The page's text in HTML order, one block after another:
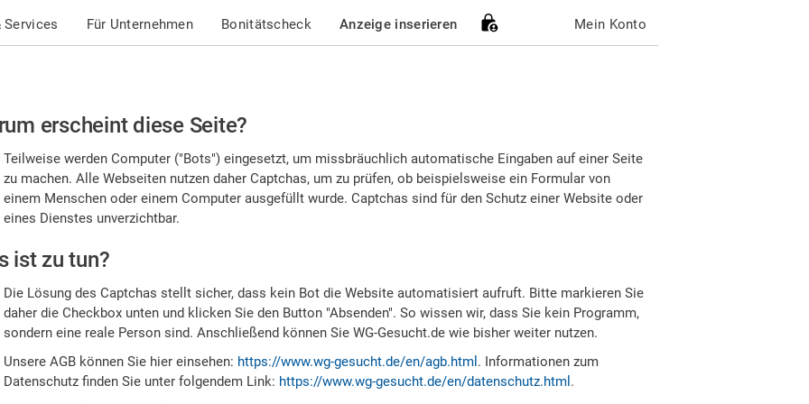
Services Für Unternehmen Bonitätscheck Anzeige inserieren Mein Konto
erscheint diese Seite?
Teilweise werden Computer ("Bots") eingesetzt, um missbräuchlich automatische Eingaben auf einer Seite
zu machen. Alle Webseiten nutzen daher Captchas, um zu prüfen, ob beispielsweise ein Formular von
einem Menschen oder einem Computer ausgefüllt wurde. Captchas sind für den Schutz einer Website oder
eines Dienstes unverzichtbar.
ist zu tun?
Die Lösung des Captchas stellt sicher, dass kein Bot die Website automatisiert aufruft. Bitte markieren Sie
daher die Checkbox unten und klicken Sie den Button "Absenden". So wissen wir, dass Sie kein Programm,
sondern eine reale Person sind. Anschließend können Sie WG-Gesucht.de wie bisher weiter nutzen.
Unsere AGB können Sie hier einsehen: https://www.wg-gesucht.de/en/agb.html . Informationen zum
Datenschutz finden Sie unter folgendem Link: https://www.wg-gesucht.de/en/datenschutz.html .